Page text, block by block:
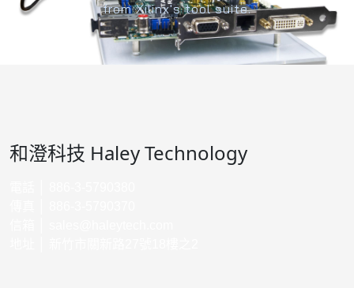
from Xilinx's tool suite.
和澄科技 Haley Technology